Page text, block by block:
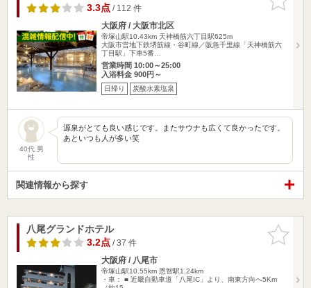
りに追加
3.3点/ 112 件
大阪府 / 大阪市北区
帝塚山駅10.43km 天神橋筋六丁目駅625m
大阪市営地下鉄堺筋線・谷町線／阪急千里線「天神橋筋六
丁目駅」下車5番…
営業時間 10:00～25:00
入浴料金 900円～
日帰り 炭酸水素塩泉
40代 男
性
源泉がとても良い感じです。またサウナも広くて良かったです。
あといつも人が多い笑
関連情報から探す
お気に入
りに追加
八尾グランドホテル
3.2点/ 37 件
大阪府 / 八尾市
帝塚山駅10.55km 恩智駅1.24km
・車： ■ 近畿自動車道「八尾IC」より、南東方向へ5Km